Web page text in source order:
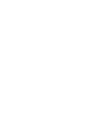
プロテ